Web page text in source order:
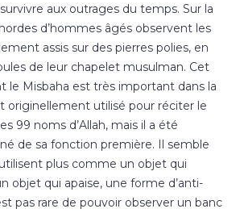
aux outrages du temps. Sur la
d’hommes âgés observent les
assis sur des pierres polies, en
de leur chapelet musulman. Cet
le Misbaha est très important dans la
originellement utilisé pour réciter le
99 noms d’Allah, mais il a été
de sa fonction première. Il semble
plus comme un objet qui
objet qui apaise, une forme d’anti-
pas rare de pouvoir observer un banc